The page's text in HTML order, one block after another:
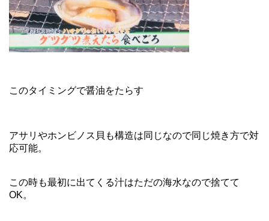
このタイミングで醤油をたらす
アサリやホンビノス貝も構造は同じなので同じ焼き方で対
応可能。
この時も最初に出てくる汁はただの海水なので捨てて
OK。